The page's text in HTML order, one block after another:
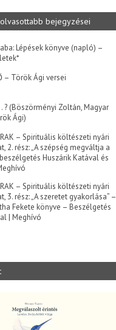
bejegyzései
Lépések könyve (napló) –
– Török Ági versei
? (Böszörményi Zoltán, Magyar
Ági)
– Spirituális költészeti nyári
2. rész: „A szépség megváltja a
Huszárik Katával és
– Spirituális költészeti nyári
3. rész: „A szeretet gyakorlása” –
Fekete könyve – Beszélgetés
| Meghívó